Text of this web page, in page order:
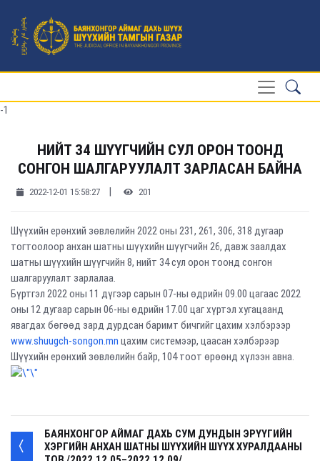
-1
НИЙТ 34 ШҮҮГЧИЙН CУЛ ОРОН ТООНД
СОНГОН ШАЛГАРУУЛАЛТ ЗАРЛАСАН БАЙНА
2022-12-01 15:58:27 | 201
Шүүхийн ерөнхий зөвлөлийн 2022 оны 231, 261, 306, 318 дугаар
тогтоолоор анхан шатны шүүхийн шүүгчийн 26, давж заалдах
шатны шүүхийн шүүгчийн 8, нийт 34 сул орон тоонд сонгон
шалгаруулалт зарлалаа.
Бүртгэл 2022 оны 11 дүгээр сарын 07-ны өдрийн 09.00 цагаас 2022
оны 12 дугаар сарын 06-ны өдрийн 17.00 цаг хүртэл хугацаанд
явагдах бөгөөд зард дурдсан баримт бичгийг цахим хэлбэрээр
www.shuugch-songon.mn цахим системээр, цаасан хэлбэрээр
Шүүхийн ерөнхий зөвлөлийн байр, 104 тоот өрөөнд хүлээн авна.
БАЯНХОНГОР АЙМАГ ДАХЬ СУМ ДУНДЫН ЭРҮҮГИЙН
ХЭРГИЙН АНХАН ШАТНЫ ШҮҮХИЙН ШҮҮХ ХУРАЛДААНЫ